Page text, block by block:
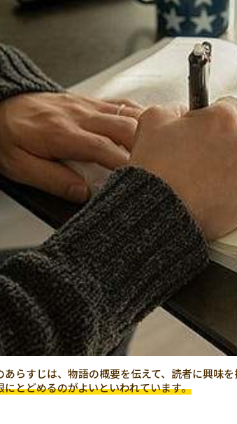
らすじは、物語の概要を伝えて、読者に興味を
にとどめるのがよいといわれています。